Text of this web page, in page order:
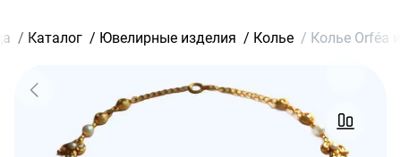
/ Каталог / Ювелирные изделия / Колье / Колье Orféa